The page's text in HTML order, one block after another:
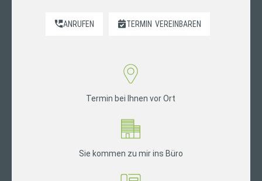
ANRUFEN TERMIN VEREINBAREN
Termin bei Ihnen vor Ort
Sie kommen zu mir ins Büro